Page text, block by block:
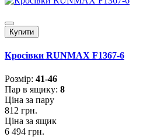
Купити
Кросівки RUNMAX F1367-6
Розмiр: 41-46
Пар в ящику: 8
Ціна за пару
812 грн.
Ціна за ящик
6 494 грн.